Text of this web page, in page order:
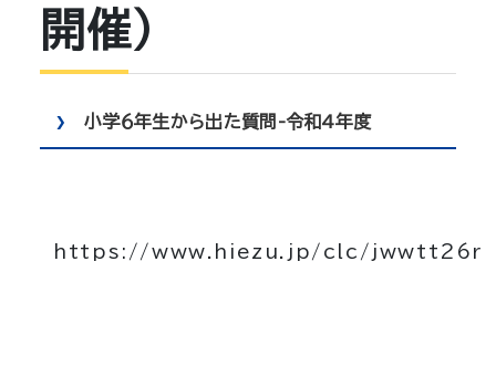
開催）
小学６年生から出た質問-令和4年度
https://www.hiezu.jp/clc/jwwtt26r